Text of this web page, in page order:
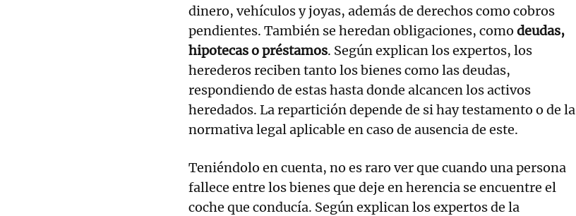
dinero, vehículos y joyas, además de derechos como cobros
pendientes. También se heredan obligaciones, como deudas,
hipotecas o préstamos. Según explican los expertos, los
herederos reciben tanto los bienes como las deudas,
respondiendo de estas hasta donde alcancen los activos
heredados. La repartición depende de si hay testamento o de la
normativa legal aplicable en caso de ausencia de este.
Teniéndolo en cuenta, no es raro ver que cuando una persona
fallece entre los bienes que deje en herencia se encuentre el
coche que conducía. Según explican los expertos de la